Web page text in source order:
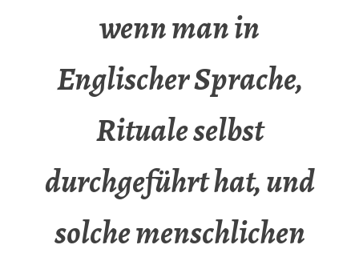
wenn man in
Englischer Sprache,
Rituale selbst
durchgeführt hat, und
solche menschlichen